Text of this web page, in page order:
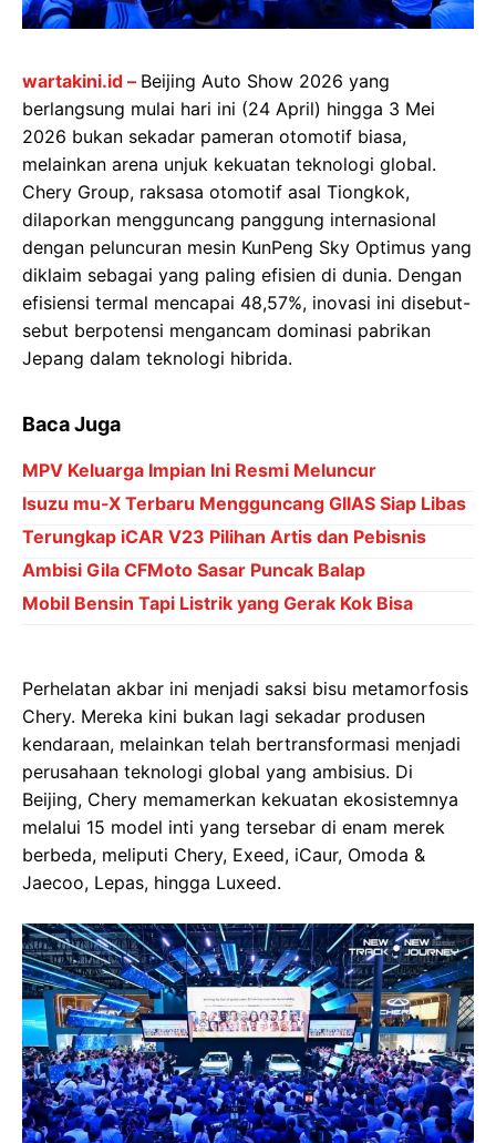
wartakini.id – Beijing Auto Show 2026 yang
berlangsung mulai hari ini (24 April) hingga 3 Mei
2026 bukan sekadar pameran otomotif biasa,
melainkan arena unjuk kekuatan teknologi global.
Chery Group, raksasa otomotif asal Tiongkok,
dilaporkan mengguncang panggung internasional
dengan peluncuran mesin KunPeng Sky Optimus yang
diklaim sebagai yang paling efisien di dunia. Dengan
efisiensi termal mencapai 48,57%, inovasi ini disebut-
sebut berpotensi mengancam dominasi pabrikan
Jepang dalam teknologi hibrida.
Baca Juga
MPV Keluarga Impian Ini Resmi Meluncur
Isuzu mu-X Terbaru Mengguncang GIIAS Siap Libas
Terungkap iCAR V23 Pilihan Artis dan Pebisnis
Ambisi Gila CFMoto Sasar Puncak Balap
Mobil Bensin Tapi Listrik yang Gerak Kok Bisa
Perhelatan akbar ini menjadi saksi bisu metamorfosis
Chery. Mereka kini bukan lagi sekadar produsen
kendaraan, melainkan telah bertransformasi menjadi
perusahaan teknologi global yang ambisius. Di
Beijing, Chery memamerkan kekuatan ekosistemnya
melalui 15 model inti yang tersebar di enam merek
berbeda, meliputi Chery, Exeed, iCaur, Omoda &
Jaecoo, Lepas, hingga Luxeed.